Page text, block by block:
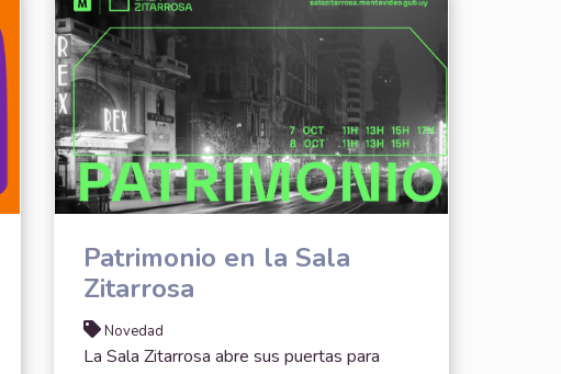
Patrimonio en la Sala
Zitarrosa
Novedad
La Sala Zitarrosa abre sus puertas para